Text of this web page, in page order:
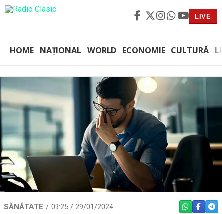
LIVE
HOME NAȚIONAL WORLD ECONOMIE CULTURĂ
SĂNĂTATE 09:25 / 29/01/2024 WHATSAPP